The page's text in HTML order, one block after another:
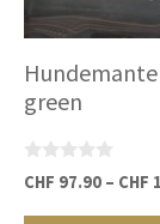
green
0
v
CHF 97.90 – CHF